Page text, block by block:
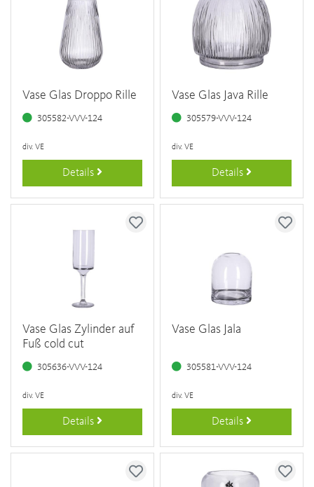
Vase Glas Droppo Rille
305582-VVV-124
div. VE
Details
Vase Glas Java Rille
305579-VVV-124
div. VE
Details
Vase Glas Zylinder auf
Fuß cold cut
305636-VVV-124
div. VE
Details
Vase Glas Jala
305581-VVV-124
div. VE
Details